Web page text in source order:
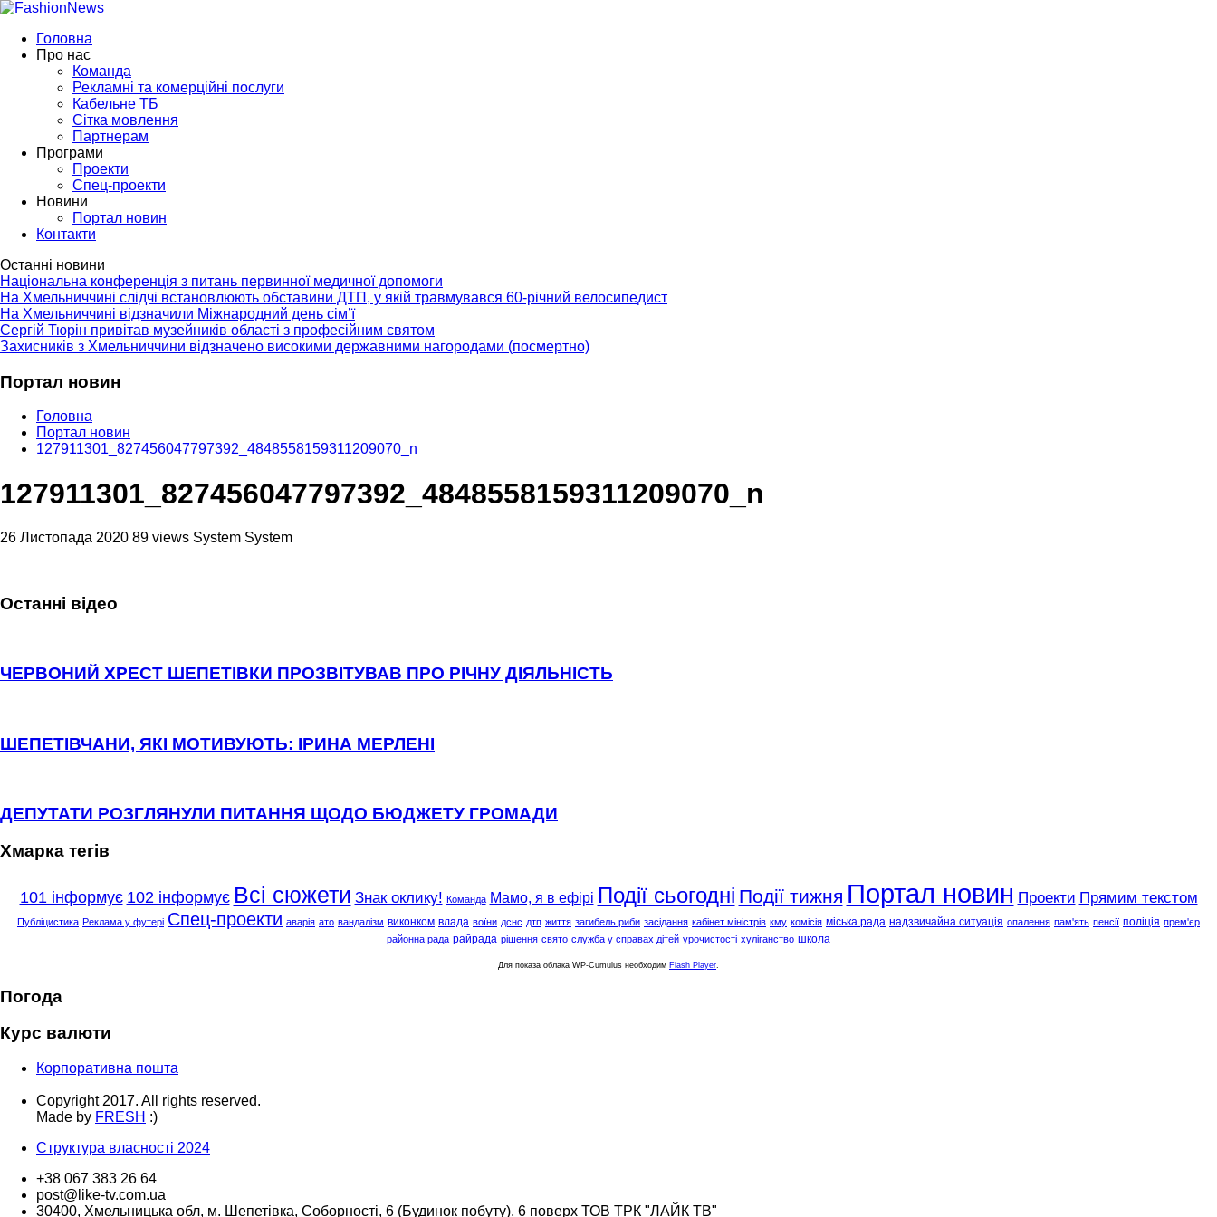
Головна
Про нас
Команда
Рекламні та комерційні послуги
Кабельне ТБ
Сітка мовлення
Партнерам
Програми
Проекти
Спец-проекти
Новини
Портал новин
Контакти
Останні новини
Національна конференція з питань первинної медичної допомоги
На Хмельниччині слідчі встановлюють обставини ДТП, у якій травмувався 60-річний велосипедист
На Хмельниччині відзначили Міжнародний день сім’ї
Сергій Тюрін привітав музейників області з професійним святом
Захисників з Хмельниччини відзначено високими державними нагородами (посмертно)
Портал новин
Головна
Портал новин
127911301_827456047797392_4848558159311209070_n
127911301_827456047797392_4848558159311209070_n
26 Листопада 2020 89 views System System
Останні відео
ЧЕРВОНИЙ ХРЕСТ ШЕПЕТІВКИ ПРОЗВІТУВАВ ПРО РІЧНУ ДІЯЛЬНІСТЬ
ШЕПЕТІВЧАНИ, ЯКІ МОТИВУЮТЬ: ІРИНА МЕРЛЕНІ
ДЕПУТАТИ РОЗГЛЯНУЛИ ПИТАННЯ ЩОДО БЮДЖЕТУ ГРОМАДИ
Хмарка тегів
101 інформує 102 інформує Всі сюжети Знак оклику! Команда Мамо, я в ефірі Події сьогодні Події тижня Портал новин Проекти Прямим текстом
Публіцистика Реклама у футері Спец-проекти аварія ато вандалізм виконком влада воїни дснс дтп життя загибель риби засідання кабінет міністрів кму комісія міська рада надзвичайна ситуація опалення пам'ять пенсії поліція прем'єр
районна рада райрада рішення свято служба у справах дітей урочистості хуліганство школа
Для показа облака WP-Cumulus необходим Flash Player
Погода
Курс валюти
Корпоративна пошта
Copyright 2017. All rights reserved.
Made by FRESH :)
Структура власності 2024
+38 067 383 26 64
post@like-tv.com.ua
30400, Хмельницька обл, м. Шепетівка, Соборності, 6 (Будинок побуту), 6 поверх ТОВ ТРК "ЛАЙК ТВ"